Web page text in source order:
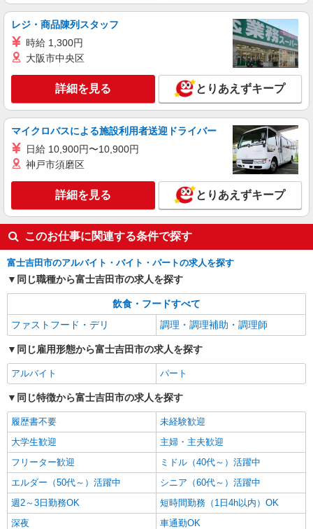
レジ・商品陳列スタッフ
時給 1,300円
大阪市中央区
詳細を見る とりあえずキープ
マイクロバスによる施設利用者送迎ドライバー
日給 10,900円〜10,900円
神戸市須磨区
詳細を見る とりあえずキープ
このお仕事に関連する条件で探す
富士吉田市のアルバイト・バイト・パートの求人を探す
同じ職種から富士吉田市の求人を探す
飲食・フードすべて
ファストフード・デリ
調理・調理補助・調理師
同じ雇用形態から富士吉田市の求人を探す
アルバイト パート
同じ特徴から富士吉田市の求人を探す
履歴書不要
未経験歓迎
大学生歓迎
主婦・主夫歓迎
フリーター歓迎
ミドル（40代～）活躍中
エルダー（50代～）活躍中
シニア（60代～）活躍中
週2～3日勤務OK
短時間勤務（1日4h以内）OK
深夜
車通勤OK